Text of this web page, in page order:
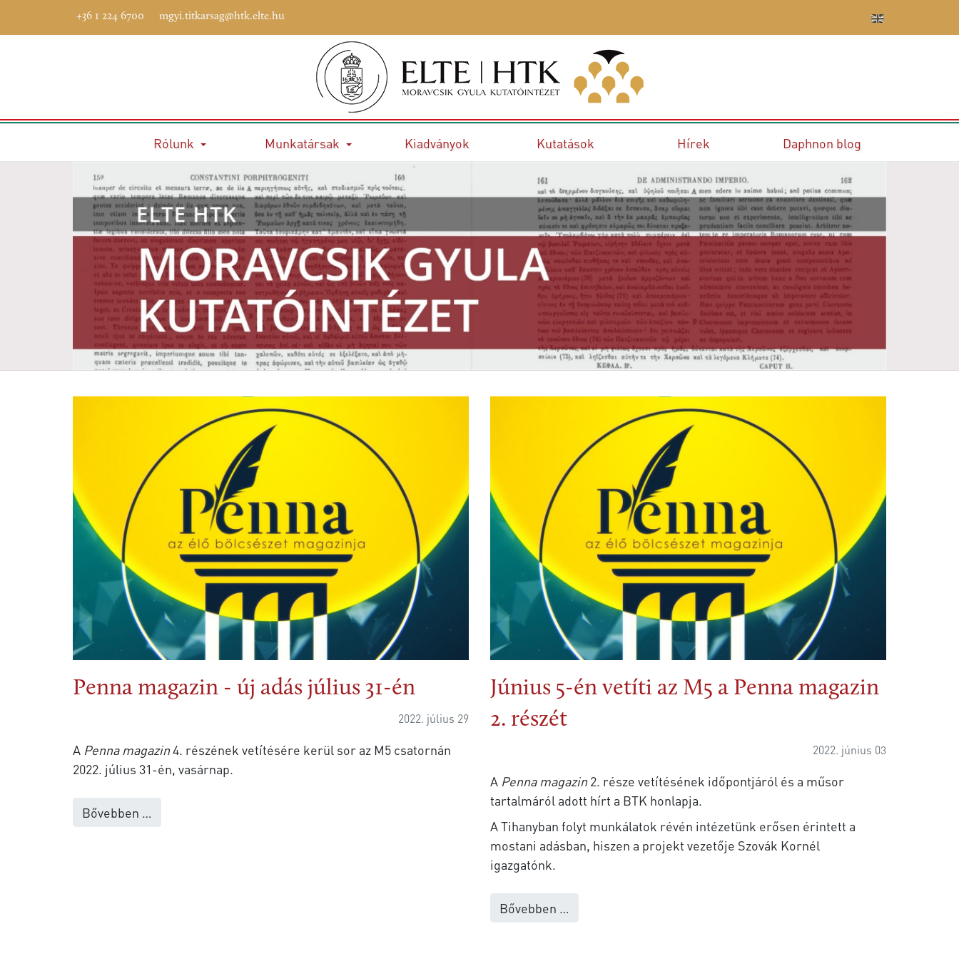
+36 1 224 6700 mgyi.titkarsag@htk.elte.hu
Rólunk Munkatársak Kiadványok Kutatások Hírek Daphnon blog
Penna magazin - új adás július 31-én
2022. július 29
A Penna magazin4. részének vetítésére kerül sor az M5 csatornán
2022. július 31-én, vasárnap.
Bővebben …
Június 5-én vetíti az M5 a Penna magazin
2. részét
2022. június 03
A Penna magazin 2. része vetítésének időpontjáról és a műsor
tartalmáról adott hírt a BTK honlapja.
A Tihanyban folyt munkálatok révén intézetünk erősen érintett a
mostani adásban, hiszen a projekt vezetője Szovák Kornél
igazgatónk.
Bővebben …